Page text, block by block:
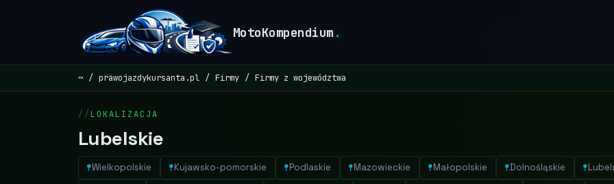
MotoKompendium .
~ prawojazdykursanta.pl Firmy Firmy z województwa
LOKALIZACJA
Lubelskie
Wielkopolskie Kujawsko-pomorskie Podlaskie Mazowieckie Małopolskie Dolnośląskie